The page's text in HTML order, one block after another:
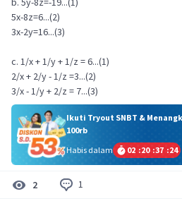
5x-8z=6...(2)
3x-2y=16...(3)
c. 1/x + 1/y + 1/z = 6...(1)
2/x + 2/y - 1/z =3...(2)
3/x - 1/y + 2/z = 7...(3)
Ikuti Tryout SNBT &
100rb
Habis dalam
02 :20 :37 :23
2 1